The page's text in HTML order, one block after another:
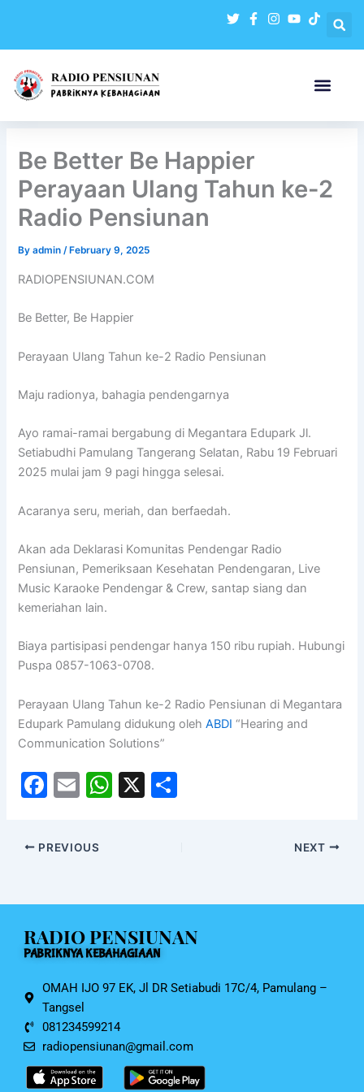
content
Be Better Be Happier
Perayaan Ulang Tahun ke-2
Radio Pensiunan
Byadmin/ February 9, 2025
RADIOPENSIUNAN.COM
Be Better, Be Happier
Perayaan Ulang Tahun ke-2 Radio Pensiunan
Maju radionya, bahagia pendengarnya
Ayo ramai-ramai bergabung di Megantara Edupark Jl.
Setiabudhi Pamulang Tangerang Selatan, Rabu 19 Februari
2025 mulai jam 9 pagi hingga selesai.
Acaranya seru, meriah, dan berfaedah.
Akan ada Deklarasi Komunitas Pendengar Radio
Pensiunan, Pemeriksaan Kesehatan Pendengaran, Live
Music Karaoke Pendengar & Crew, santap siang dan
kemeriahan lain.
Biaya partisipasi pendengar hanya 150 ribu rupiah. Hubungi
Puspa 0857-1063-0708.
Perayaan Ulang Tahun ke-2 Radio Pensiunan di Megantara
Edupark Pamulang didukung olehABDI “Hearing and
Communication Solutions”
F
c
e
o
o
k
E
ai
l
W
p
p
X
PREVIOUS NEXT
RADIO PENSIUNAN
PABRIKNYA KEBAHAGIAAN
OMAH IJO 97 EK, Jl DR Setiabudi 17C/4, Pamulang –
Tangsel
081234599214
radiopensiunan@gmail.com